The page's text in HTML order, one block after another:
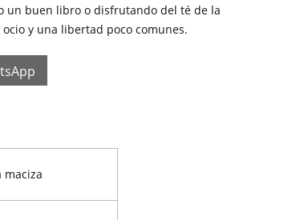
un buen libro o disfrutando del té de la
y una libertad poco comunes.